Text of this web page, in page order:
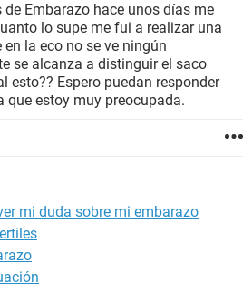
Embarazo hace unos días me
lo supe me fui a realizar una
la eco no se ve ningún
se alcanza a distinguir el saco
esto?? Espero puedan responder
que estoy muy preocupada.
mi duda sobre mi embarazo